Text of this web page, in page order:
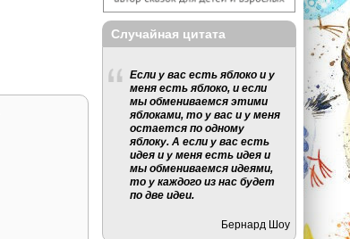
Случайная цитата
Если у вас есть яблоко и у
меня есть яблоко, и если
мы обмениваемся этими
яблоками, то у вас и у меня
остается по одному
яблоку. А если у вас есть
идея и у меня есть идея и
мы обмениваемся идеями,
то у каждого из нас будет
по две идеи.
Бернард Шоу